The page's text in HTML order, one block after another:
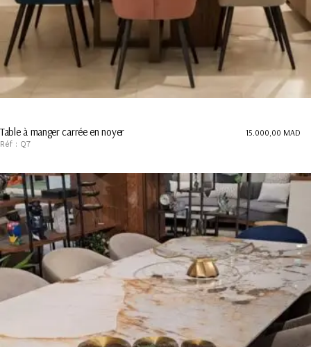
Table à manger carrée en noyer
Réf : Q7
15.000,00 MAD